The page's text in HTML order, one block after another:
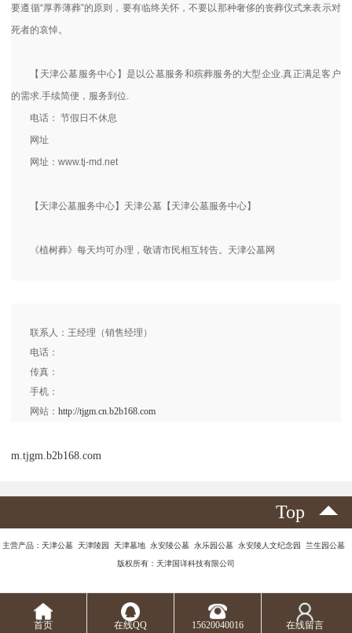
要遵循“厚养薄葬”的原则，要有临终关怀，不要以那种奢侈的丧葬仪式来表示对
死者的哀悼。
【天津公墓服务中心】是以公墓服务和殡葬服务的大型企业.真正满足客户
的需求.手续简便，服务到位.
电话： 节假日不休息
网址
网址：www.tj-md.net
【天津公墓服务中心】天津公墓【天津公墓服务中心】
《植树葬》每天均可办理，敬请市民相互转告。天津公墓网
联系人：王经理（销售经理）
电话：
传真：
手机：
网站：http://tjgm.cn.b2b168.com
m.tjgm.b2b168.com
Top
主营产品：天津公墓 天津陵园 天津墓地 永安陵公墓 永乐园公墓 永安陵人文纪念园 兰生园公墓
版权所有：天津国详科技有限公司
首页 在线QQ 15620040016 在线留言